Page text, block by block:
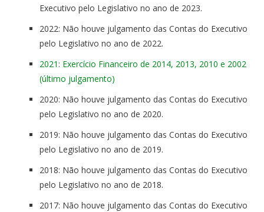
Executivo pelo Legislativo no ano de 2023.
2022: Não houve julgamento das Contas do Executivo
pelo Legislativo no ano de 2022.
2021: Exercício Financeiro de 2014, 2013, 2010 e 2002
(último julgamento)
2020: Não houve julgamento das Contas do Executivo
pelo Legislativo no ano de 2020.
2019: Não houve julgamento das Contas do Executivo
pelo Legislativo no ano de 2019.
2018: Não houve julgamento das Contas do Executivo
pelo Legislativo no ano de 2018.
2017: Não houve julgamento das Contas do Executivo